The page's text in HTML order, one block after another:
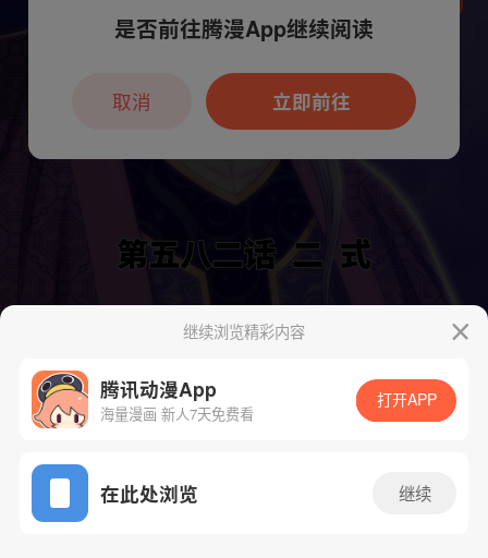
App免费看
下一话 腾漫App免费看
继续浏览精彩内容
腾讯动漫App
海量漫画 新人7天免费看
打开APP
在此处浏览 继续
本章节仅支持App阅读，可打开App新用
户7天免费看
是否前往腾漫App继续阅读
立即前往
取消